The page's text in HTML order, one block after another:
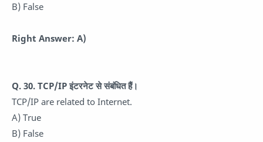
B) False
Right Answer: A)
Q. 30. TCP/IP इंटरनेट से संबंधित हैं।
TCP/IP are related to Internet.
A) True
B) False